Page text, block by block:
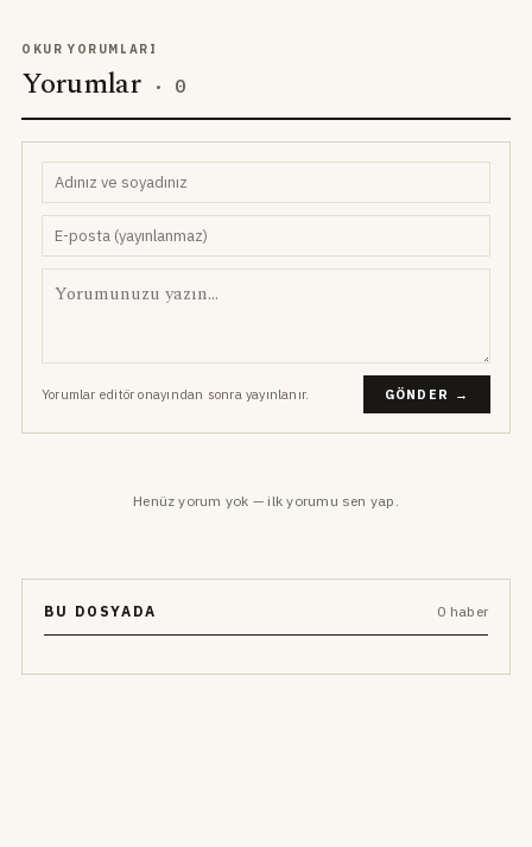
OKUR YORUMLARI
Yorumlar · 0
Yorumlar editör onayından sonra yayınlanır. GÖNDER →
Henüz yorum yok — ilk yorumu sen yap.
BU DOSYADA 0 haber